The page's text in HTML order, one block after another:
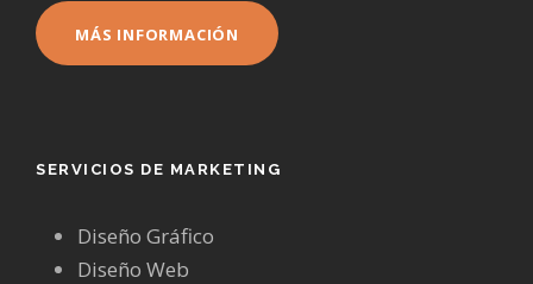
MÁS INFORMACIÓN
SERVICIOS DE MARKETING
Diseño Gráfico
Diseño Web